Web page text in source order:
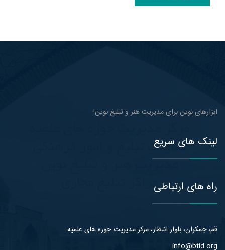
ابزارهای نوین برای مدیریت هنر و تبلیغ نوین!
لینک های سریع
راه های ارتباطی
قم، جمکران، بلوار انتظار، مرکز مدیریت حوزه های علمیه
info@btid.org